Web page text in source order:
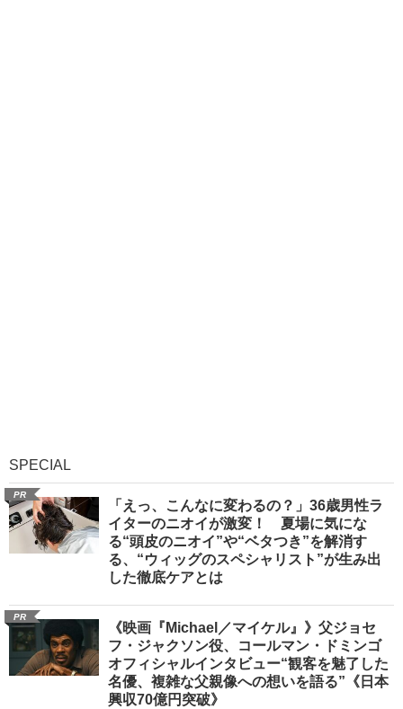
SPECIAL
PR
「えっ、こんなに変わるの？」36歳男性ラ
イターのニオイが激変！ 夏場に気にな
る“頭皮のニオイ”や“ベタつき”を解消す
る、“ウィッグのスペシャリスト”が生み出
した徹底ケアとは
PR
《映画『Michael／マイケル』》父ジョセ
フ・ジャクソン役、コールマン・ドミンゴ
オフィシャルインタビュー“観客を魅了した
名優、複雑な父親像への想いを語る”《日本
興収70億円突破》